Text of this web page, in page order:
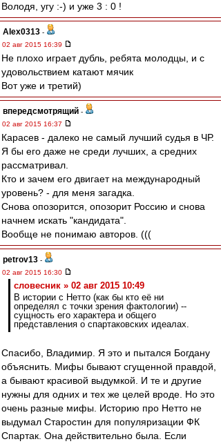
Володя, угу :-) и уже 3 : 0 !
Alex0313 -
02 авг 2015 16:39
Не плохо играет дубль, ребята молодцы, и с
удовольствием катают мячик
Вот уже и третий)
впередсмотрящий -
02 авг 2015 16:37
Карасев - далеко не самый лучший судья в ЧР.
Я бы его даже не среди лучших, а средних
рассматривал.
Кто и зачем его двигает на международный
уровень? - для меня загадка.
Снова опозорится, опозорит Россию и снова
начнем искать "кандидата".
Вообще не понимаю авторов. (((
petrov13 -
02 авг 2015 16:30
словесник » 02 авг 2015 10:49
В истории с Нетто (как бы кто её ни
определял с точки зрения фактологии) --
сущность его характера и общего
представления о спартаковских идеалах.
Спасибо, Владимир. Я это и пытался Богдану
объяснить. Мифы бывают сгущенной правдой,
а бывают красивой выдумкой. И те и другие
нужны для одних и тех же целей вроде. Но это
очень разные мифы. Историю про Нетто не
выдумал Старостин для популяризации ФК
Спартак. Она действительно была. Если